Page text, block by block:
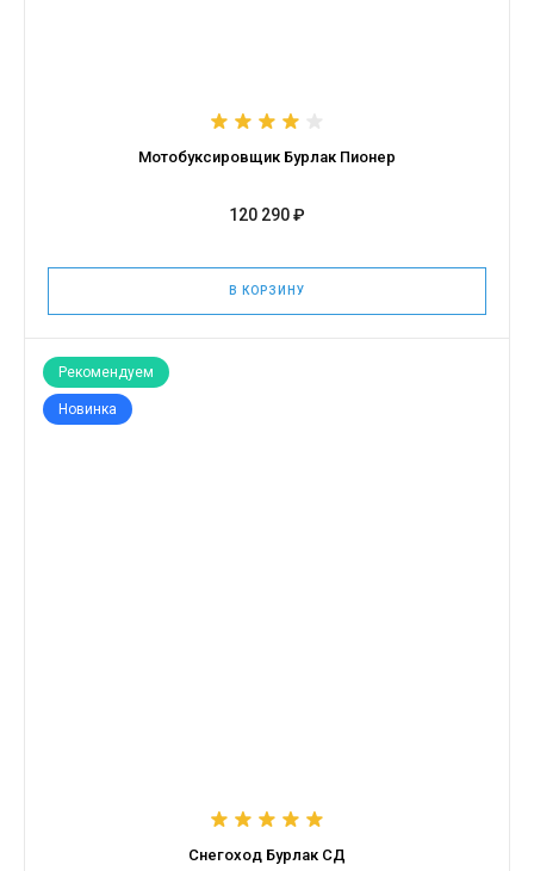
Мотобуксировщик Бурлак Пионер
120 290 ₽
В КОРЗИНУ
Рекомендуем
Новинка
Снегоход Бурлак СД